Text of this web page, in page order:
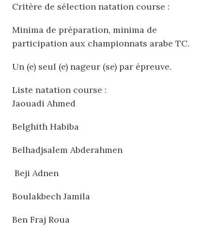
Critère de sélection natation course :
Minima de préparation, minima de
participation aux championnats arabe TC.
Un (e) seul (e) nageur (se) par épreuve.
Liste natation course :
Jaouadi Ahmed
Belghith Habiba
Belhadjsalem Abderahmen
Beji Adnen
Boulakbech Jamila
Ben Fraj Roua